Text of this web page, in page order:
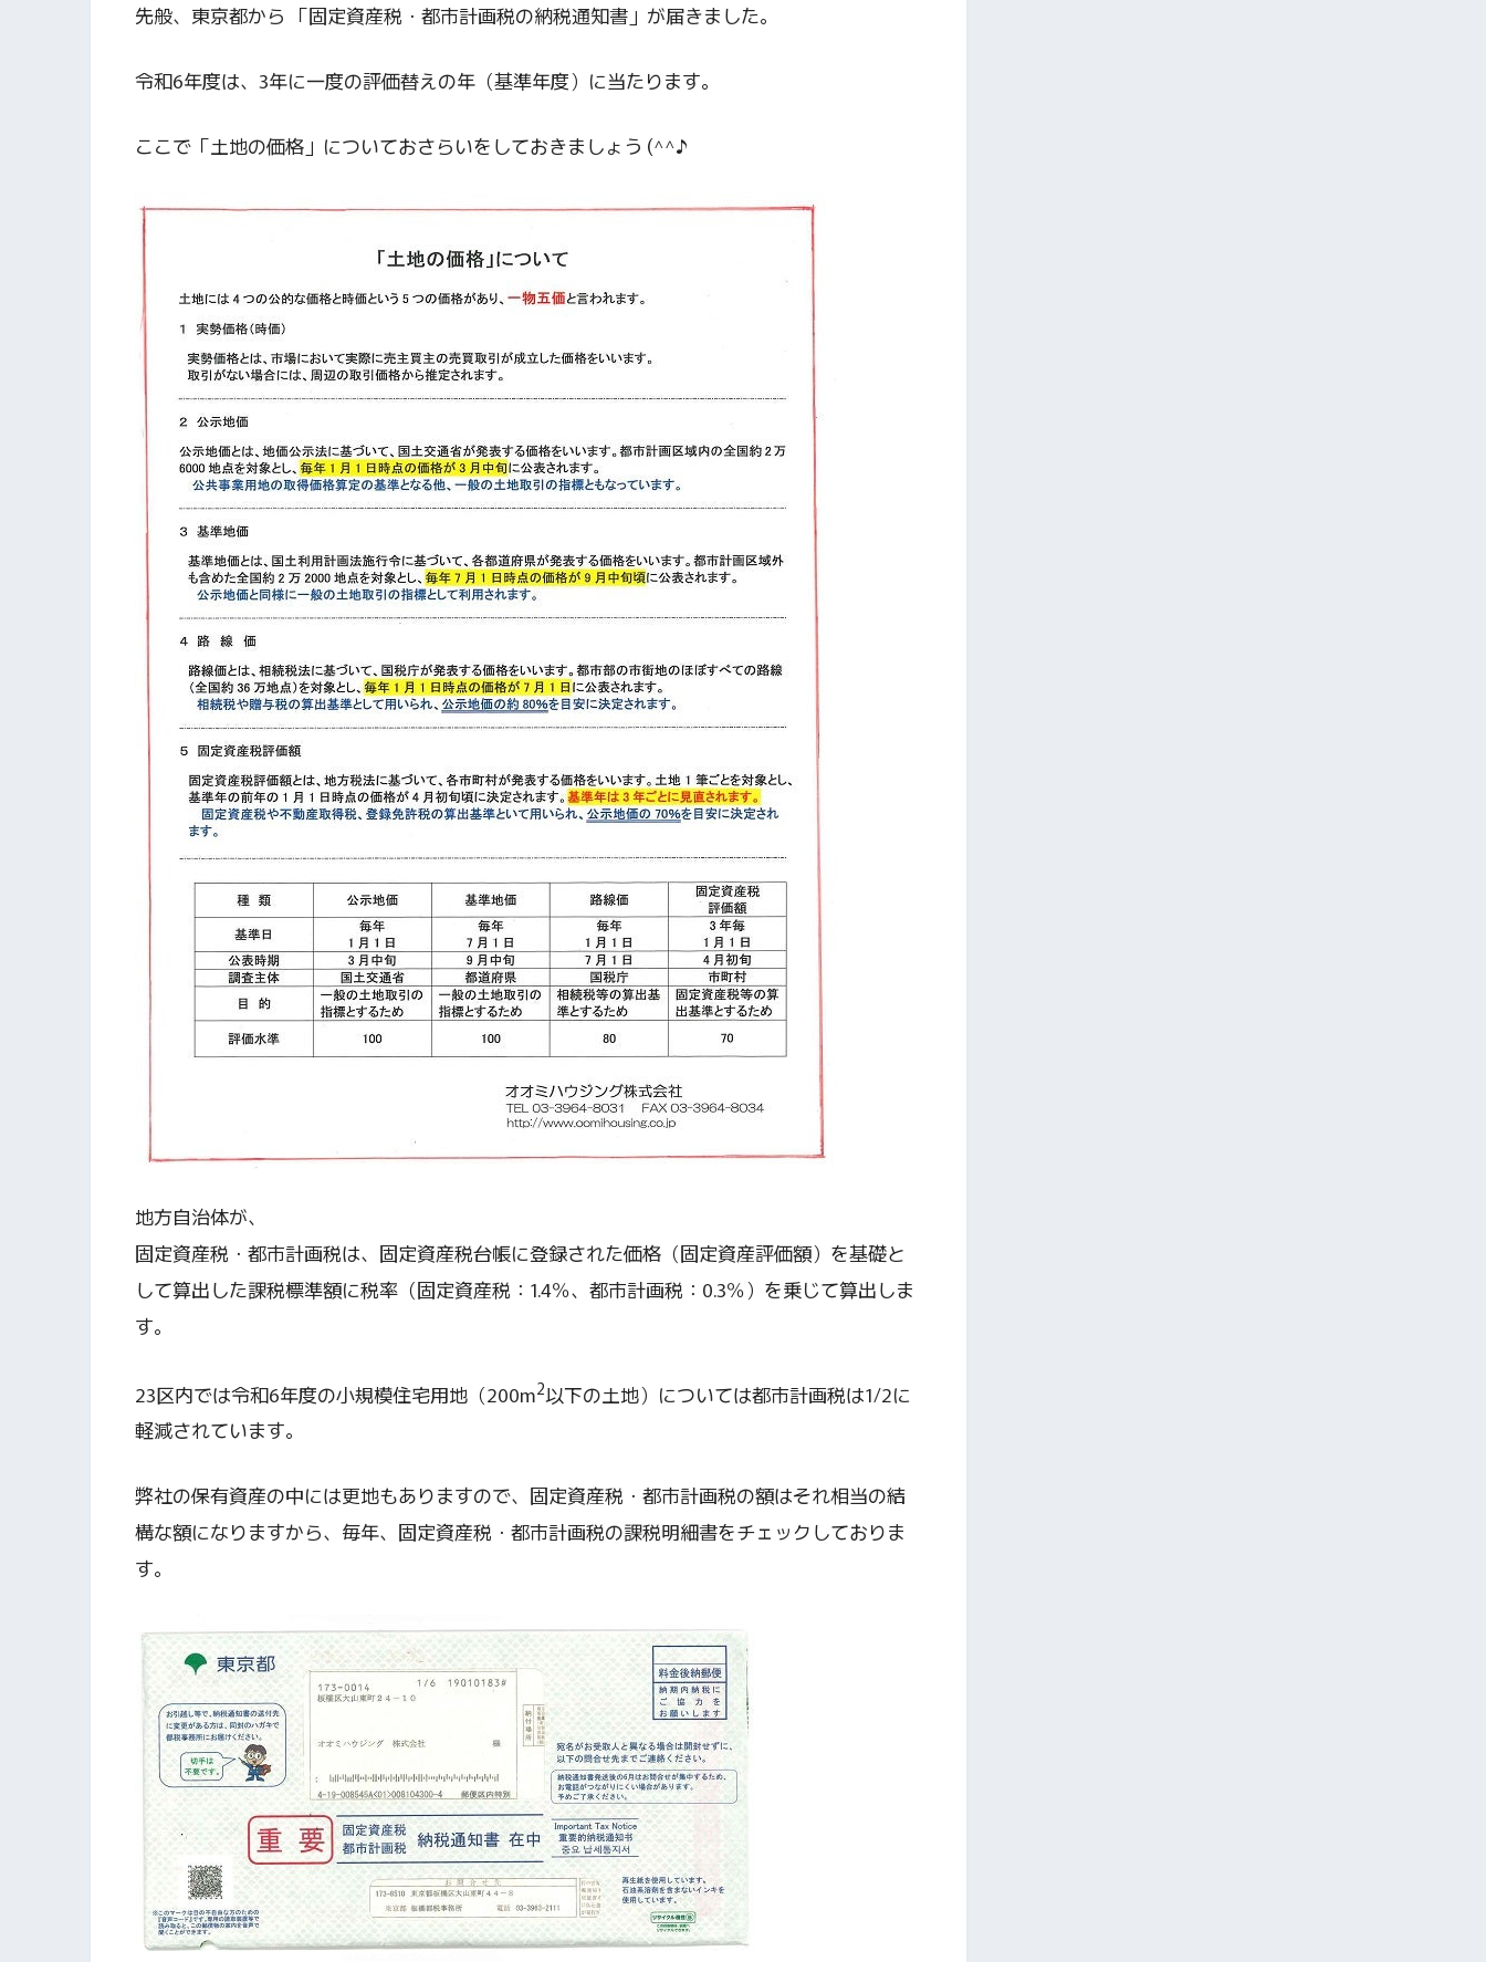
先般、東京都から 「固定資産税・都市計画税の納税通知書」が届きました。
令和6年度は、3年に一度の評価替えの年（基準年度）に当たります。
ここで「土地の価格」についておさらいをしておきましょう (^^♪
地方自治体が、
固定資産税・都市計画税は、固定資産税台帳に登録された価格（固定資産評価額）を基礎と
して算出した課税標準額に税率（固定資産税：1.4％、都市計画税：0.3％）を乗じて算出しま
す。
23区内では令和6年度の小規模住宅用地（200m2以下の土地）については都市計画税は1/2に
軽減されています。
弊社の保有資産の中には更地もありますので、固定資産税・都市計画税の額はそれ相当の結
構な額になりますから、毎年、固定資産税・都市計画税の課税明細書をチェックしておりま
す。